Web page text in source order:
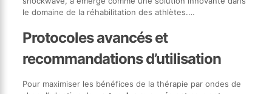
le domaine de la réhabilitation des athlètes.…
Protocoles avancés et
recommandations d’utilisation
Pour maximiser les bénéfices de la thérapie par ondes de